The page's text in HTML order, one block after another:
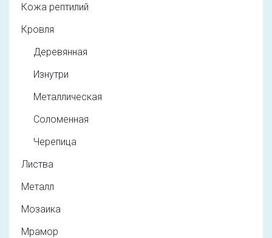
Кожа рептилий
Кровля
Деревянная
Изнутри
Металлическая
Соломенная
Черепица
Листва
Металл
Мозаика
Мрамор